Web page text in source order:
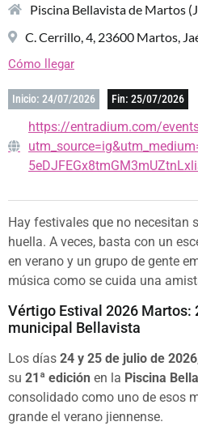
Piscina Bellavista de Martos
C. Cerrillo, 4, 23600 Martos,
Cómo llegar
Inicio: 24/07/2026 Fin: 25/07/2026
https://entradium.com/
Hay festivales que no necesitan
huella. A veces, basta con un
en verano y un grupo de gente
música como se cuida una
Vértigo Estival 2026 Martos:
municipal Bellavista
Los días 24 y 25 de julio de 2026
su 21ª edición en la Piscina
consolidado como uno de esos
grande el verano jiennense.